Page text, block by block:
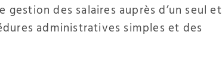
des salaires auprès d’un seul et
administratives simples et des